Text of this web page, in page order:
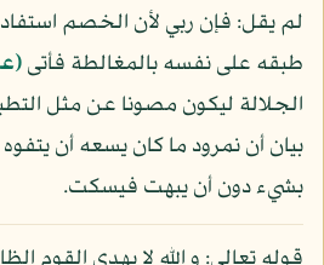
لم يقل: فإن ربي لأن الخصم
طبقه على نفسه بالمغالطة فأتى
الجلالة ليكون مصونا عن مثل
بيان أن نمرود ما كان يسعه أن
بشيء دون أن يبهت فيسكت.